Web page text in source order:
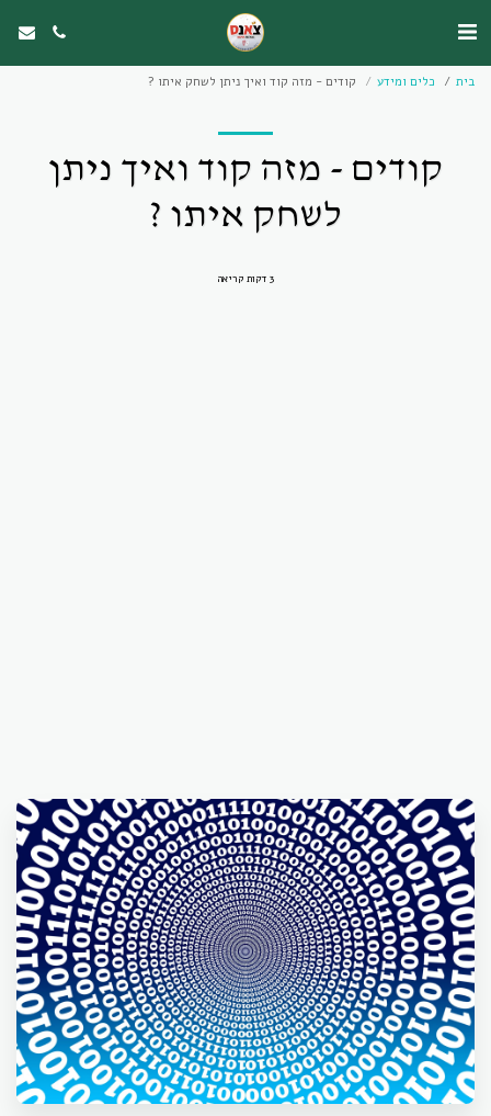
בית כלים ומידע קודים - מזה קוד ואיך ניתן לשחק איתו ?
קודים - מזה קוד ואיך ניתן
לשחק איתו ?
3 דקות קריאה